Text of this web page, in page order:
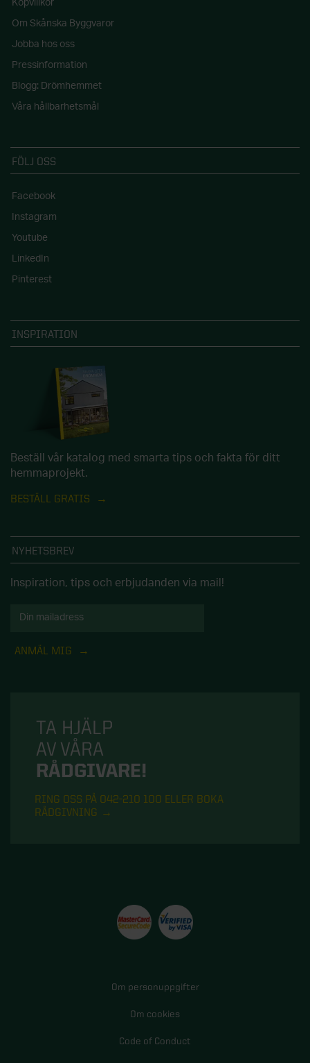
Köpvillkor
Om Skånska Byggvaror
Jobba hos oss
Pressinformation
Blogg: Drömhemmet
Våra hållbarhetsmål
FÖLJ OSS
Facebook
Instagram
Youtube
LinkedIn
Pinterest
INSPIRATION
Beställ vår katalog med smarta tips och fakta för ditt
hemmaprojekt.
BESTÄLL GRATIS
NYHETSBREV
Inspiration, tips och erbjudanden via mail!
ANMÄL MIG
TA HJÄLP
AV VÅRA
RÅDGIVARE!
RING OSS PÅ 042-210 100 ELLER BOKA
RÅDGIVNING
Om personuppgifter
Om cookies
Code of Conduct